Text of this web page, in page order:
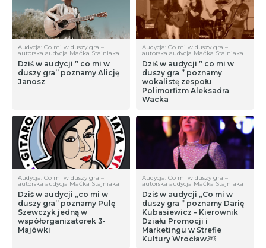
Audycja: Co mi w duszy gra –
autorska audycja Maćka Stajniaka
Dziś w audycji ” co mi w
duszy gra” poznamy Alicję
Janosz
Audycja: Co mi w duszy gra –
autorska audycja Maćka Stajniaka
Dziś w audycji ” co mi w
duszy gra ” poznamy
wokalistę zespołu
Polimorfizm Aleksadra
Wacka
Audycja: Co mi w duszy gra –
autorska audycja Maćka Stajniaka
Dziś w audycji „co mi w
duszy gra” poznamy Pulę
Szewczyk jedną w
współorganizatorek 3-
Majówki
Audycja: Co mi w duszy gra –
autorska audycja Maćka Stajniaka
Dziś w audycji „Co mi w
duszy gra ” poznamy Darię
Kubasiewicz – Kierownik
Działu Promocji i
Marketingu w Strefie
Kultury Wrocław.￼